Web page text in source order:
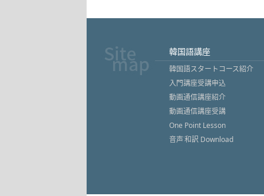
韓国語講座
韓国語スタートコース紹介
入門講座受講申込
動画通信講座紹介
動画通信講座受講
One Point Lesson
音声˙和訳 Download